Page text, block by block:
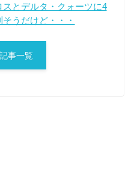
スとデルタ・クォーツに4
うだけど・・・
事一覧